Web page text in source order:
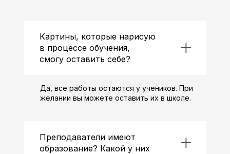
Картины, которые нарисую
в процессе обучения,
смогу оставить себе?
Да, все работы остаются у учеников. При
желании вы можете оставить их в школе.
Преподаватели имеют
образование? Какой у них